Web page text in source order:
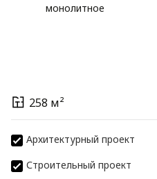
монолитное
258 м²
Архитектурный проект
Строительный проект